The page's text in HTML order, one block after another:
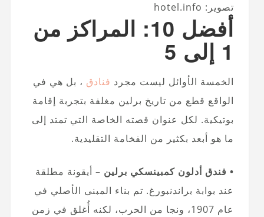
تصوير: hotel.info
أفضل 10: المراكز من
1 إلى 5
الخمسة الأوائل ليست مجرد فنادق ، بل هي في
الواقع قطع من تاريخ برلين مغلفة بتجربة إقامة
بوتيكية. لكل عنوان قصته الخاصة التي تمتد إلى
ما هو أبعد بكثير من الفخامة التقليدية.
• فندق أدلون كمبينسكي برلين – أيقونة مطلقة
عند بوابة براندنبورغ. تم بناء المبنى الأصلي في
عام 1907، ونجا من الحرب، لكنه أُغلق في زمن